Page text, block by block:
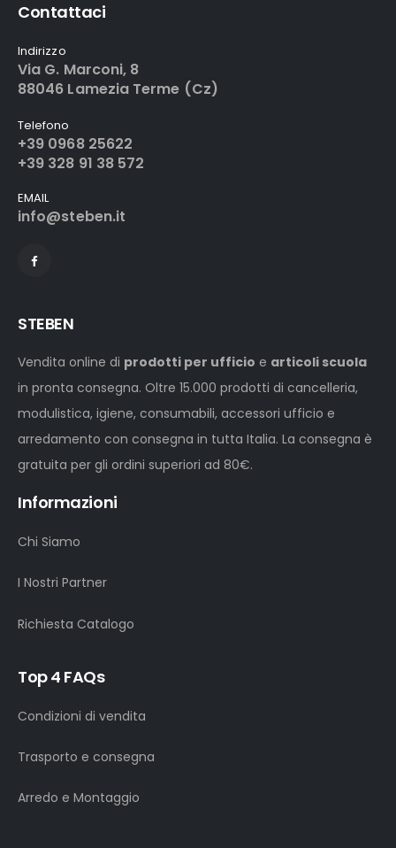
Contattaci
Indirizzo
Via G. Marconi, 8
88046 Lamezia Terme (Cz)
Telefono
+39 0968 25622
+39 328 91 38 572
EMAIL
info@steben.it
STEBEN
Vendita online di prodotti per ufficio e articoli scuola
in pronta consegna. Oltre 15.000 prodotti di cancelleria,
modulistica, igiene, consumabili, accessori ufficio e
arredamento con consegna in tutta Italia. La consegna è
gratuita per gli ordini superiori ad 80€.
Informazioni
Chi Siamo
I Nostri Partner
Richiesta Catalogo
Top 4 FAQs
Condizioni di vendita
Trasporto e consegna
Arredo e Montaggio